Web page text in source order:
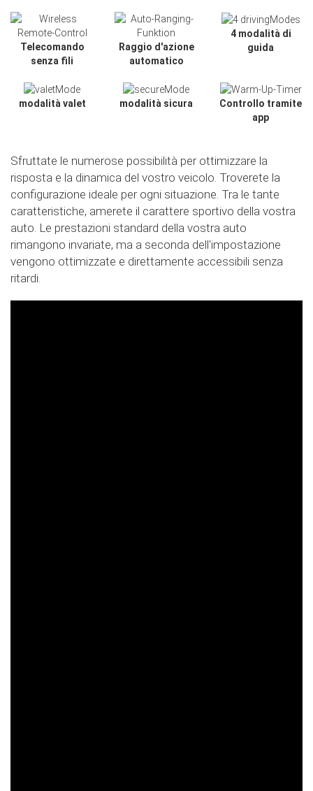
Telecomando
senza fili
Raggio d'azione
automatico
4 modalità di
guida
modalità valet modalità sicura
Controllo tramite
app
Sfruttate le numerose possibilità per ottimizzare la
risposta e la dinamica del vostro veicolo. Troverete la
configurazione ideale per ogni situazione. Tra le tante
caratteristiche, amerete il carattere sportivo della vostra
auto. Le prestazioni standard della vostra auto
rimangono invariate, ma a seconda dell'impostazione
vengono ottimizzate e direttamente accessibili senza
ritardi.